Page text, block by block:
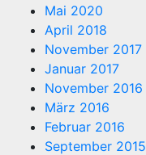
Mai 2020
April 2018
November 2017
Januar 2017
November 2016
März 2016
Februar 2016
September 2015